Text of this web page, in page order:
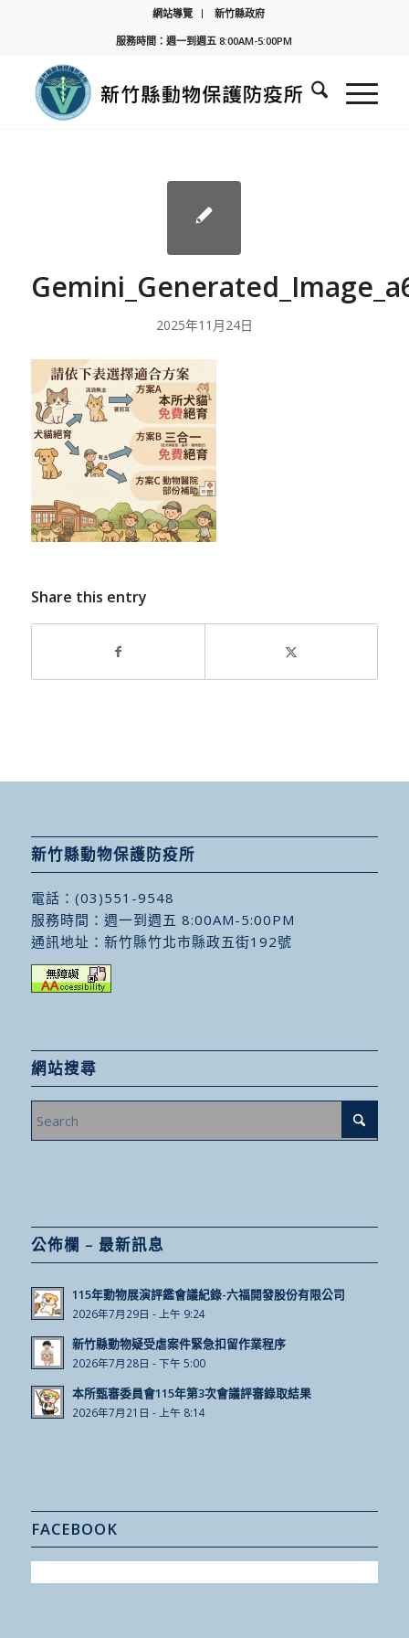
網站導覽
新竹縣政府
服務時間：週一到週五 8:00AM-5:00PM
2025年11月24日
Share this entry
新竹縣動物保護防疫所
電話： (03)551-9548
服務時間：週一到週五 8:00AM-5:00PM
通訊地址： 新竹縣竹北市縣政五街192號
網站搜尋
公佈欄 – 最新訊息
115年動物展演評鑑會議紀錄-六福開發股份有限公司
2026年7月29日 - 上午 9:24
新竹縣動物疑受虐案件緊急扣留作業程序
2026年7月28日 - 下午 5:00
本所甄審委員會115年第3次會議評審錄取結果
2026年7月21日 - 上午 8:14
FACEBOOK